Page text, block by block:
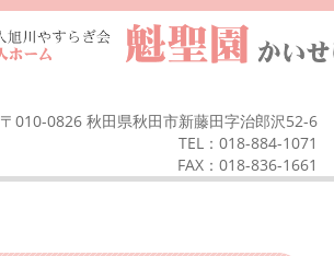
〒010-0826 秋田県秋田市新藤田字治郎沢52-6
TEL：018-884-1071
FAX：018-836-1661